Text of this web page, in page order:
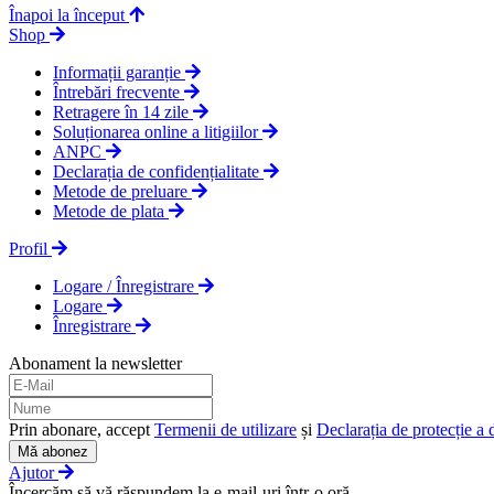
Înapoi la început
Shop
Informații garanție
Întrebări frecvente
Retragere în 14 zile
Soluționarea online a litigiilor
ANPC
Declarația de confidențialitate
Metode de preluare
Metode de plata
Profil
Logare / Înregistrare
Logare
Înregistrare
Abonament la newsletter
Prin abonare, accept Termenii de utilizare și Declarația de protecție a
Mă abonez
Ajutor